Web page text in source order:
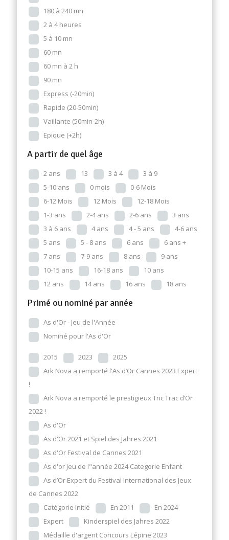
180 à 240 mn
2 à 4 heures
5 à 10 mn
60 mn
60 mn à 2 h
90 mn
Express (-20min)
Rapide (20-50min)
Vaillante (50min-2h)
Epique (+2h)
A partir de quel âge
2 ans 13 3 à 4
3 à 9
5-10 ans
0 mois
0-6 Mois
6-12 Mois
12 Mois
12-18 Mois
1-3 ans
2-4 ans 2-6 ans
3 ans
3 à 6 ans
4 ans 4 - 5 ans
4-6 ans
5 ans
5 - 8 ans 6 ans
6 ans +
7 ans
7-9 ans 8 ans
9 ans
10-15 ans
16-18 ans
10 ans
12 ans
14 ans 16 ans 18 ans
Primé ou nominé par année
As d'Or - Jeu de l'Année
Nominé pour l'As d'Or
2015 2023
2025
Ark Nova a remporté l'As d’Or Cannes 2023 Expert
!
Ark Nova a remporté le prestigieux Tric Trac d’Or
2022 !
As d'Or
As d'Or 2021 et Spiel des Jahres 2021
As d'Or Festival de Cannes 2021
As d'or Jeu de l"année 2024 Categorie Enfant
As d’Or Expert du Festival International des Jeux
de Cannes 2022
Catégorie Initié
En 2011
En 2024
Expert
Kinderspiel des Jahres 2022
Médaille d'argent Concours Lépine 2023